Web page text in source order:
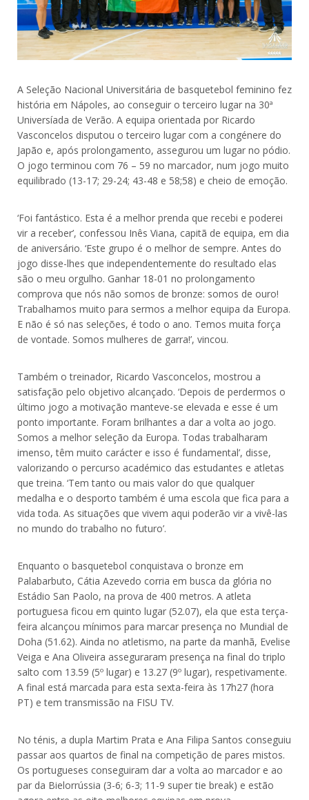
A Seleção Nacional Universitária de basquetebol feminino fez
história em Nápoles, ao conseguir o terceiro lugar na 30ª
Universíada de Verão. A equipa orientada por Ricardo
Vasconcelos disputou o terceiro lugar com a congénere do
Japão e, após prolongamento, assegurou um lugar no pódio.
O jogo terminou com 76 – 59 no marcador, num jogo muito
equilibrado (13-17; 29-24; 43-48 e 58;58) e cheio de emoção.
‘Foi fantástico. Esta é a melhor prenda que recebi e poderei
vir a receber’, confessou Inês Viana, capitã de equipa, em dia
de aniversário. ‘Este grupo é o melhor de sempre. Antes do
jogo disse-lhes que independentemente do resultado elas
são o meu orgulho. Ganhar 18-01 no prolongamento
comprova que nós não somos de bronze: somos de ouro!
Trabalhamos muito para sermos a melhor equipa da Europa.
E não é só nas seleções, é todo o ano. Temos muita força
de vontade. Somos mulheres de garra!’, vincou.
Também o treinador, Ricardo Vasconcelos, mostrou a
satisfação pelo objetivo alcançado. ‘Depois de perdermos o
último jogo a motivação manteve-se elevada e esse é um
ponto importante. Foram brilhantes a dar a volta ao jogo.
Somos a melhor seleção da Europa. Todas trabalharam
imenso, têm muito carácter e isso é fundamental’, disse,
valorizando o percurso académico das estudantes e atletas
que treina. ‘Tem tanto ou mais valor do que qualquer
medalha e o desporto também é uma escola que fica para a
vida toda. As situações que vivem aqui poderão vir a vivê-las
no mundo do trabalho no futuro’.
Enquanto o basquetebol conquistava o bronze em
Palabarbuto, Cátia Azevedo corria em busca da glória no
Estádio San Paolo, na prova de 400 metros. A atleta
portuguesa ficou em quinto lugar (52.07), ela que esta terça-
feira alcançou mínimos para marcar presença no Mundial de
Doha (51.62). Ainda no atletismo, na parte da manhã, Evelise
Veiga e Ana Oliveira asseguraram presença na final do triplo
salto com 13.59 (5º lugar) e 13.27 (9º lugar), respetivamente.
A final está marcada para esta sexta-feira às 17h27 (hora
PT) e tem transmissão na FISU TV.
No ténis, a dupla Martim Prata e Ana Filipa Santos conseguiu
passar aos quartos de final na competição de pares mistos.
Os portugueses conseguiram dar a volta ao marcador e ao
par da Bielorrússia (3-6; 6-3; 11-9 super tie break) e estão